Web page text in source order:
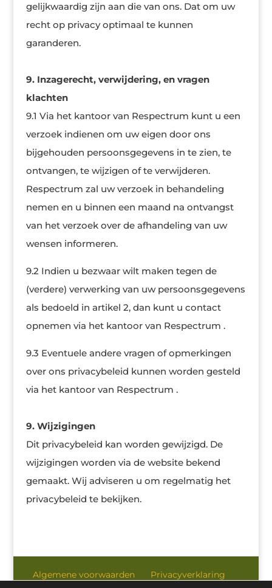
gelijkwaardig zijn aan die van ons. Dat om uw
recht op privacy optimaal te kunnen
garanderen.
9. Inzagerecht, verwijdering, en vragen
klachten
9.1 Via het kantoor van Respectrum kunt u een
verzoek indienen om uw eigen door ons
bijgehouden persoonsgegevens in te zien, te
ontvangen, te wijzigen of te verwijderen.
Respectrum zal uw verzoek in behandeling
nemen en u binnen een maand na ontvangst
van het verzoek over de afhandeling van uw
wensen informeren.
9.2 Indien u bezwaar wilt maken tegen de
(verdere) verwerking van uw persoonsgegevens
als bedoeld in artikel 2, dan kunt u contact
opnemen via het kantoor van Respectrum .
9.3 Eventuele andere vragen of opmerkingen
over ons privacybeleid kunnen worden gesteld
via het kantoor van Respectrum .
9. Wijzigingen
Dit privacybeleid kan worden gewijzigd. De
wijzigingen worden via de website bekend
gemaakt. Wij adviseren u om regelmatig het
privacybeleid te bekijken.
Algemene voorwaarden Privacyverklaring